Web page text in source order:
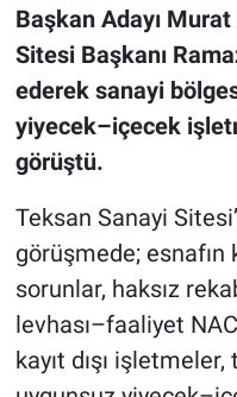
Başkan Adayı
Sitesi Başkanı
ederek sanayi
yiyecek–içecek
görüştü.
Teksan Sanayi
görüşmede; esnafın
sorunlar, haksız
levhası–faaliyet
kayıt dışı
Bilim ve Teknoloji